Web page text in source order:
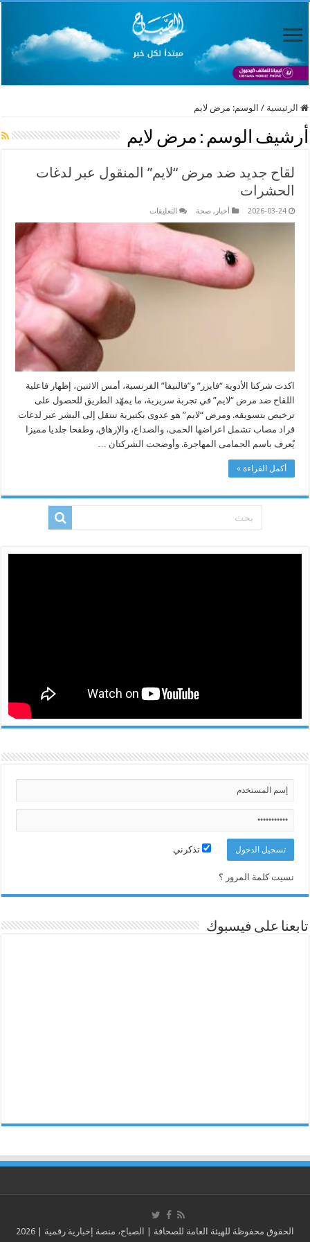
الرئيسية / الوسم: مرض لايم
أرشيف الوسم : مرض لايم
لقاح جديد ضد مرض “لايم” المنقول عبر لدغات
الحشرات
2026-03-24 أخبار ,صحة التعليقات
مرض
المنقول
عبر
الحشرات
مغلقة
اكدت شركتا الأدوية “فايزر” و”فالنيفا” الفرنسية، أمس الاثنين، إظهار فاعلية
اللقاح ضد مرض “لايم” في تجربة سريرية، ما يمهّد الطريق للحصول على
ترخيص بتسويقه. ومرض “لايم” هو عدوى بكتيرية تنتقل إلى البشر عبر لدغات
قراد مصاب تشمل اعراضها الحمى، والصداع، والإرهاق، وطفحا جلديا مميزا
يُعرف باسم الحمامى المهاجرة. وأوضحت الشركتان …
أكمل القراءة »
تذكرني
نسيت كلمة المرور ؟
تابعنا على فيسبوك
الحقوق محفوظة للهيئة العامة للصحافة | الصباح، منصة إخبارية رقمية | 2026